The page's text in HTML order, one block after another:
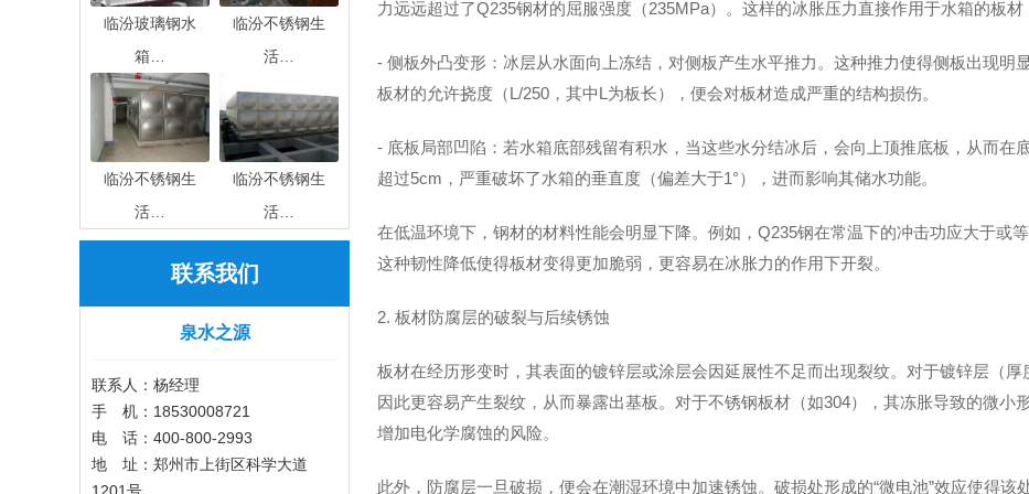
临汾玻璃钢水
箱…
临汾不锈钢生
活…
临汾不锈钢生
活…
临汾不锈钢生
活…
联系我们
泉水之源
联系人：杨经理
手 机：18530008721
电 话：400-800-2993
地 址：郑州市上街区科学大道
力远远超过了Q235钢材的屈服强度（235MPa）。这样的冰胀压力直接作用于水箱的板材
- 侧板外凸变形：冰层从水面向上冻结，对侧板产生水平推力。这种推力使得侧板出现明
板材的允许挠度（L/250，其中L为板长），便会对板材造成严重的结构损伤。
- 底板局部凹陷：若水箱底部残留有积水，当这些水分结冰后，会向上顶推底板，从而在
超过5cm，严重破坏了水箱的垂直度（偏差大于1°），进而影响其储水功能。
在低温环境下，钢材的材料性能会明显下降。例如，Q235钢在常温下的冲击功应大于或
这种韧性降低使得板材变得更加脆弱，更容易在冰胀力的作用下开裂。
2. 板材防腐层的破裂与后续锈蚀
板材在经历形变时，其表面的镀锌层或涂层会因延展性不足而出现裂纹。对于镀锌层（厚
因此更容易产生裂纹，从而暴露出基板。对于不锈钢板材（如304），其冻胀导致的微小
增加电化学腐蚀的风险。
此外，防腐层一旦破损，便会在潮湿环境中加速锈蚀。破损处形成的“微电池”效应使得